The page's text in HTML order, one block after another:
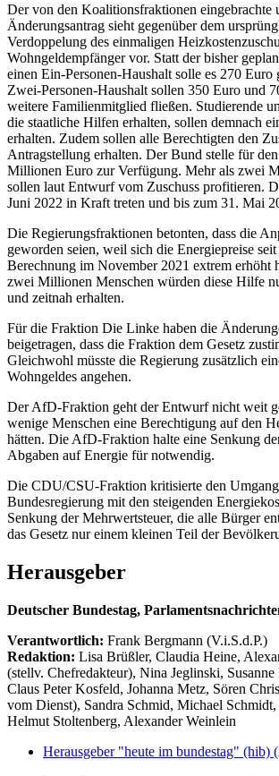
Der von den Koalitionsfraktionen eingebrachte
Änderungsantrag sieht gegenüber dem
Verdoppelung des einmaligen
Wohngeldempfänger vor. Statt der bisher
einen Ein-Personen-Haushalt solle es 270 Euro
Zwei-Personen-Haushalt sollen 350 Euro und
weitere Familienmitglied fließen. Studierende
die staatliche Hilfen erhalten, sollen demnach
erhalten. Zudem sollen alle Berechtigten den
Antragstellung erhalten. Der Bund stelle für
Millionen Euro zur Verfügung. Mehr als zwei
sollen laut Entwurf vom Zuschuss profitieren.
Juni 2022 in Kraft treten und bis zum 31. Mai
Die Regierungsfraktionen betonten, dass die
geworden seien, weil sich die Energiepreise seit
Berechnung im November 2021 extrem erhöht
zwei Millionen Menschen würden diese Hilfe
und zeitnah erhalten.
Für die Fraktion Die Linke haben die
beigetragen, dass die Fraktion dem Gesetz
Gleichwohl müsste die Regierung zusätzlich
Wohngeldes angehen.
Der AfD-Fraktion geht der Entwurf nicht weit
wenige Menschen eine Berechtigung auf den
hätten. Die AfD-Fraktion halte eine Senkung
Abgaben auf Energie für notwendig.
Die CDU/CSU-Fraktion kritisierte den
Bundesregierung mit den steigenden
Senkung der Mehrwertsteuer, die alle Bürger
das Gesetz nur einem kleinen Teil der
Herausgeber
Deutscher Bundestag,
Verantwortlich: Frank Bergmann (V.i.S.d.P.)
Redaktion: Lisa Brüßler, Claudia Heine,
(stellv. Chefredakteur), Nina Jeglinski,
Claus Peter Kosfeld, Johanna Metz, Sören
vom Dienst), Sandra Schmid, Michael
Helmut Stoltenberg, Alexander Weinlein
Herausgeber "heute im bundestag" (hib)